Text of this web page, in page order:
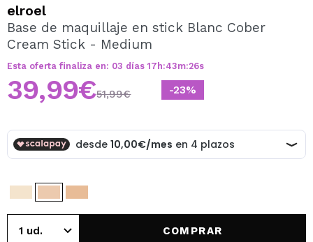
Al crear una cuenta en Maquillalia.com podrás realizar
tus compras rápidamente, revisar el estado de tus
elroel
Base de maquillaje en stick Blanc Cober
Cream Stick - Medium
Esta oferta finaliza en: 03 días 17 h:43m:26s
-23%
39,99€51,99€
COMPRAR